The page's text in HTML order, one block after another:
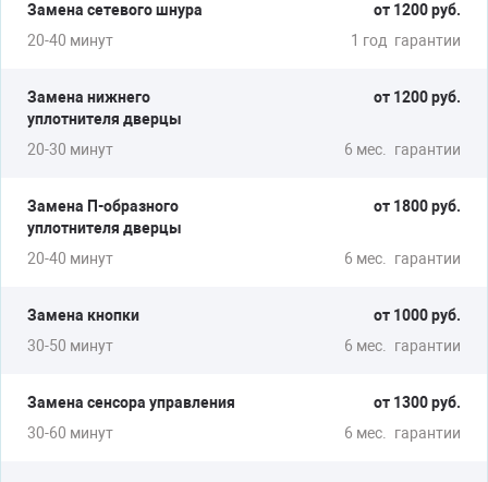
Замена сетевого шнура
от 1200 руб.
20-40 минут
1 год гарантии
Замена нижнего
уплотнителя дверцы
от 1200 руб.
20-30 минут 6 мес. гарантии
Замена П-образного
уплотнителя дверцы
от 1800 руб.
20-40 минут 6 мес. гарантии
Замена кнопки
от 1000 руб.
30-50 минут
6 мес. гарантии
Замена сенсора управления
от 1300 руб.
30-60 минут
6 мес. гарантии